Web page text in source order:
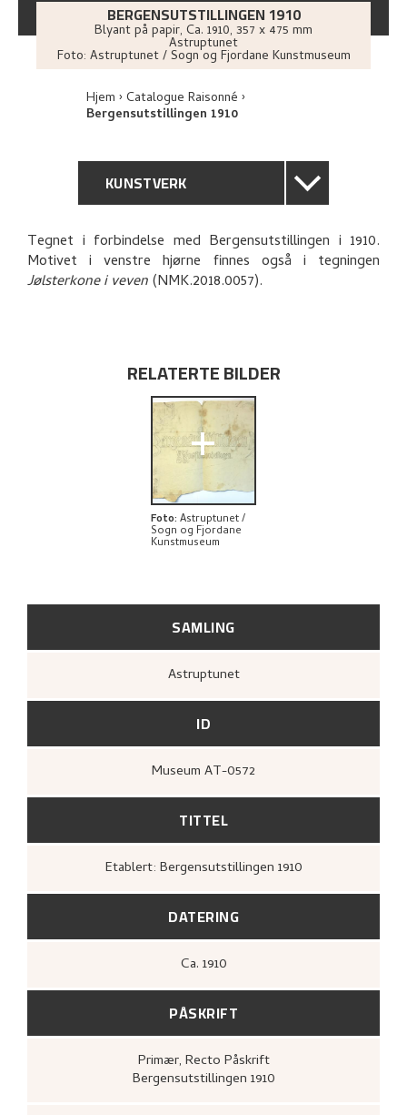
BERGENSUTSTILLINGEN 1910
Blyant på papir, Ca. 1910, 357 x 475 mm
Astruptunet
Foto: Astruptunet / Sogn og Fjordane Kunstmuseum
Hjem Catalogue Raisonné
Bergensutstillingen 1910
KUNSTVERK
GENERELL BESKRIVELSE
TEKNISK INFORMASJON
BIBLIOGRAFI
RELATERTE KUNSTVERK
UTFORSK
SAMLING
Astruptunet
ID
Museum AT-0572
TITTEL
Etablert: Bergensutstillingen 1910
DATERING
Ca. 1910
PÅSKRIFT
Primær, Recto Påskrift
Bergensutstillingen 1910
Tegnet i forbindelse med Bergensutstillingen i 1910.
Motivet i venstre hjørne finnes også i tegningen
Jølsterkone i veven(NMK.2018.0057).
RELATERTE BILDER
+
Foto: Astruptunet /
Sogn og Fjordane
Kunstmuseum